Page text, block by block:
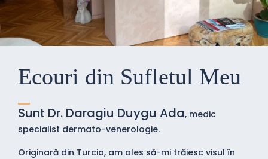
Ecouri din Sufletul Meu
Sunt Dr. Daragiu Duygu Ada, medic
specialist dermato-venerologie.
Originară din Turcia, am ales să-mi trăiesc visul în